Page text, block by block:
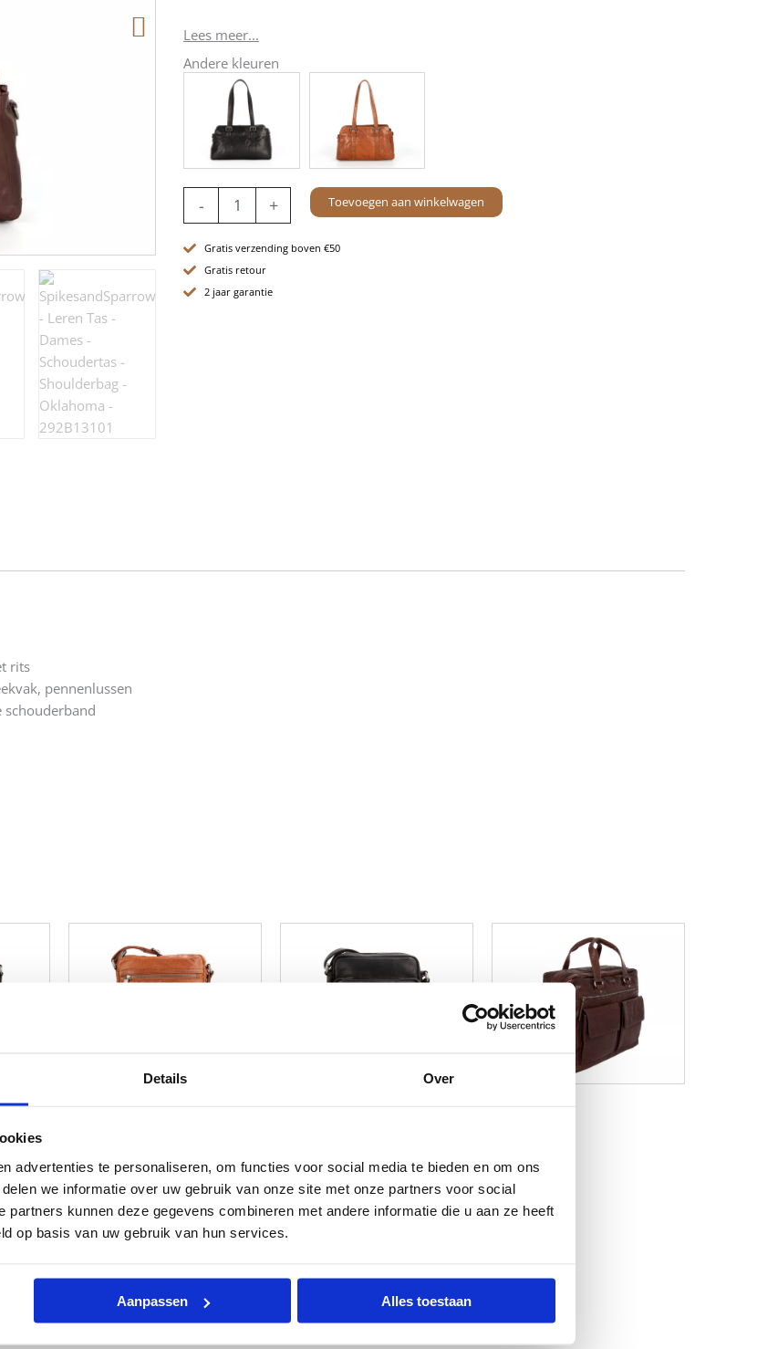
Details Over
advertenties te personaliseren, om functies voor social media te bieden en om ons
we informatie over uw gebruik van onze site met onze partners voor social
partners kunnen deze gegevens combineren met andere informatie die u aan ze heeft
op basis van uw gebruik van hun services.
Aanpassen Alles toestaan
Lees meer...
Andere kleuren
-
Schoudertas
Oklahoma
-
Donkerbruin
+ Toevoegen aan winkelwagen
Gratis verzending boven €50
Gratis retour
2 jaar garantie
rits
pennenlussen
schouderband